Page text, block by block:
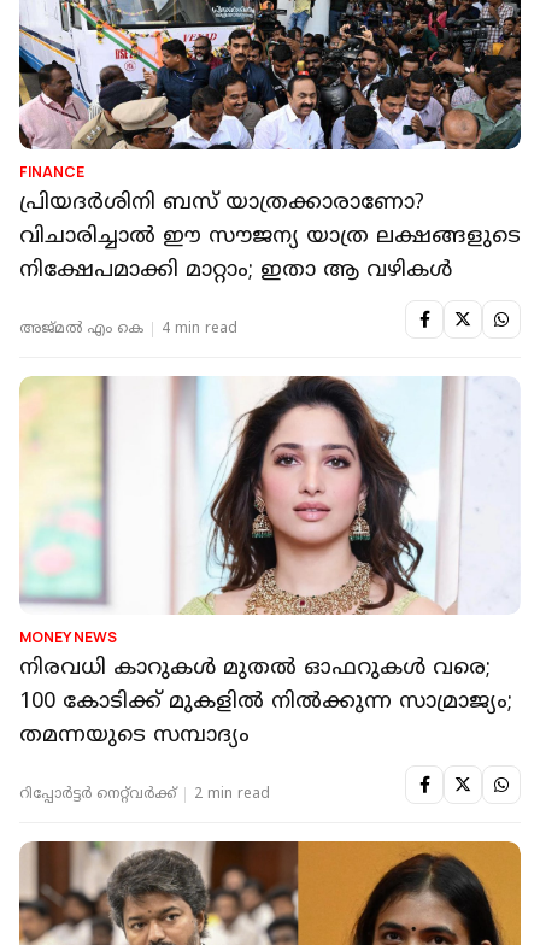
FINANCE
പ്രിയദർശിനി ബസ് യാത്രക്കാരാണോ?
വിചാരിച്ചാൽ ഈ സൗജന്യ യാത്ര ലക്ഷങ്ങളുടെ
നിക്ഷേപമാക്കി മാറ്റാം; ഇതാ ആ വഴികള്‍
അജ്മല്‍ എം കെ 4 min read
MONEY NEWS
നിരവധി കാറുകൾ മുതൽ ഓഫറുകൾ വരെ;
100 കോടിക്ക് മുകളിൽ നിൽക്കുന്ന സാമ്രാജ്യം;
തമന്നയുടെ സമ്പാദ്യം
റിപ്പോർട്ടർ നെറ്റ്‌വര്‍ക്ക്‌ 2 min read